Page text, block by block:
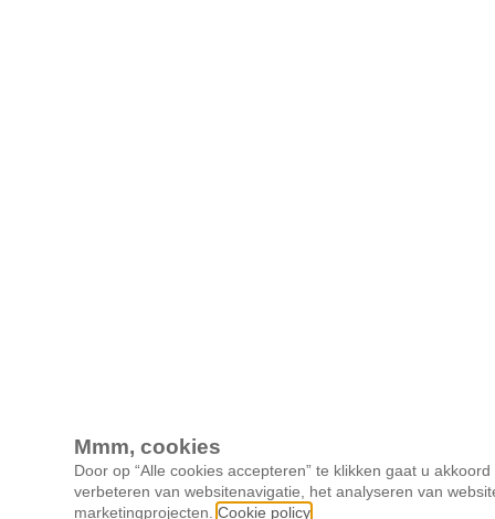
Mmm, cookies
Door op “Alle cookies accepteren” te klikken gaat u
verbeteren van websitenavigatie, het analyseren van
marketingprojecten. Cookie policy